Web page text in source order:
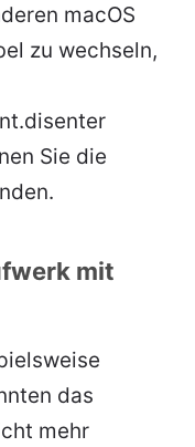
macOS
zu wechseln,
Sie die
mit
das
mehr